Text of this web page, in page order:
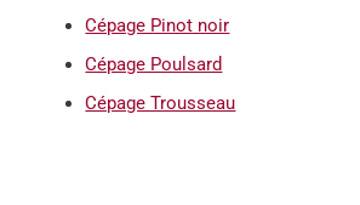
Cépage Pinot noir
Cépage Poulsard
Cépage Trousseau